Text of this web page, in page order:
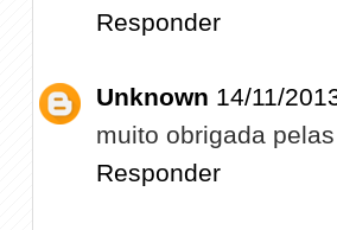
Responder
Unknown 14/11/
muito obrigada
Responder